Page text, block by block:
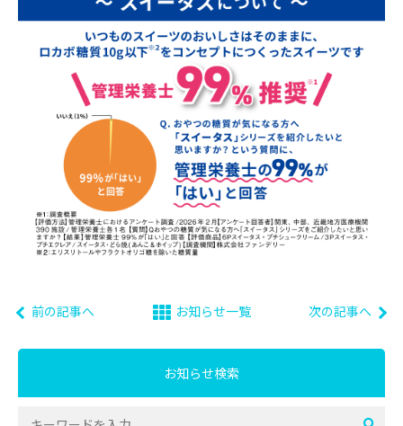
前の記事へ お知らせ一覧 次の記事へ
お知らせ検索